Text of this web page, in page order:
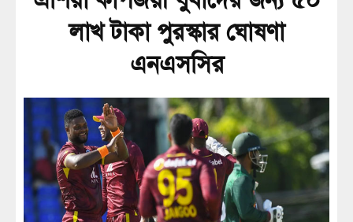
লাখ টাকা পুরস্কার ঘোষণা
এনএসসির